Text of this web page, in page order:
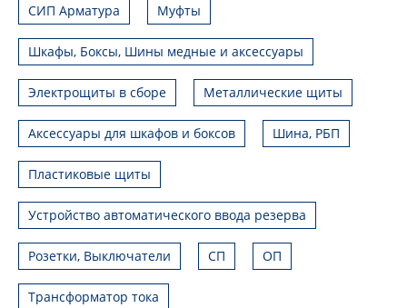
СИП Арматура Муфты
Шкафы, Боксы, Шины медные и аксессуары
Электрощиты в сборе Металлические щиты
Аксессуары для шкафов и боксов Шина, РБП
Пластиковые щиты
Устройство автоматического ввода резерва
Розетки, Выключатели СП ОП
Трансформатор тока